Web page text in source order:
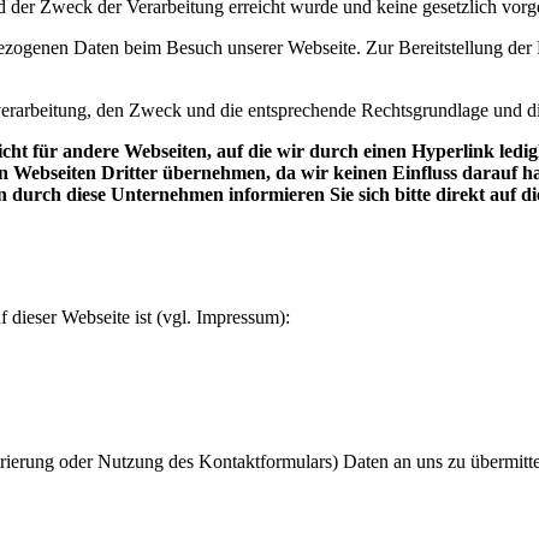
der Zweck der Verarbeitung erreicht wurde und keine gesetzlich
Daten beim Besuch unserer Webseite. Zur Bereitstellung
den Zweck und die entsprechende Rechtsgrundlage und
für andere Webseiten, auf die wir durch einen Hyperlink
Dritter übernehmen, da wir keinen Einfluss darauf
diese Unternehmen informieren Sie sich bitte direkt auf
Webseite ist (vgl. Impressum):
oder Nutzung des Kontaktformulars) Daten an uns zu